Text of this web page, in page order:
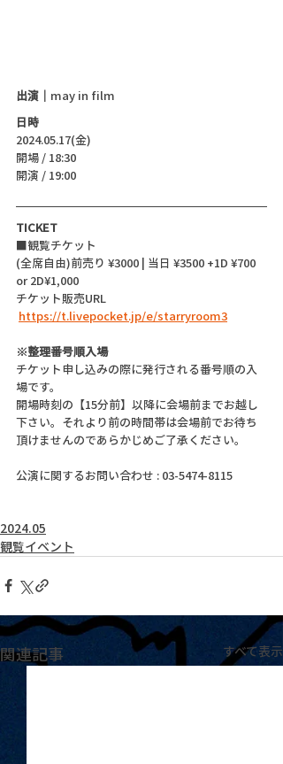
出演｜ may in film
日時
2024.05.17(金)
開場 / 18:30
開演 / 19:00
TICKET
■観覧チケット
(全席自由)前売り ¥3000 | 当日 ¥3500 +1D ¥700
or 2D¥1,000
チケット販売URL
https://t.livepocket.jp/e/starryroom3
※整理番号順入場
チケット申し込みの際に発行される番号順の入
場です。
開場時刻の【15分前】以降に会場前までお越し
下さい。それより前の時間帯は会場前でお待ち
頂けませんのであらかじめご了承ください。
公演に関するお問い合わせ : 03-5474-8115
2024.05
観覧イベント
関連記事 すべて表示